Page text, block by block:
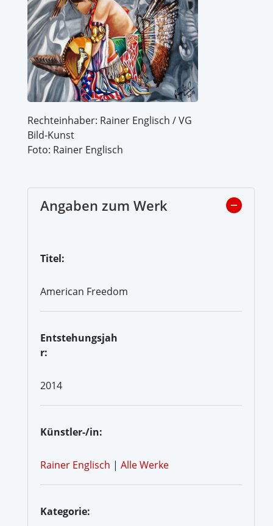
Rechteinhaber: Rainer Englisch / VG
Bild-Kunst
Foto: Rainer Englisch
Angaben zum Werk
Titel:
American Freedom
Entstehungsjah
r:
2014
Künstler-/in:
Rainer Englisch | Alle Werke
Kategorie: